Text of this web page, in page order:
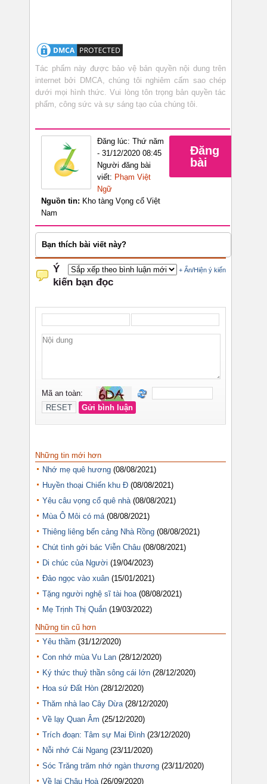
Tác phẩm này được bảo vệ bản quyền nội dung trên
internet bởi DMCA, chúng tôi nghiêm cấm sao chép
dưới mọi hình thức. Vui lòng tôn trọng bản quyền tác
phẩm, công sức và sự sáng tạo của chúng tôi.
Đăng lúc: Thứ năm
- 31/12/2020 08:45
Người đăng bài
viết: Phạm Việt
Ngữ
Nguồn tin: Kho tàng Vọng cổ Việt
Nam
Đăng
bài
Bạn thích bài viết này?
Những tin mới hơn
Nhớ mẹ quê hương (08/08/2021)
Huyền thoại Chiến khu Đ (08/08/2021)
Yêu câu vọng cổ quê nhà (08/08/2021)
Mùa Ô Môi có má (08/08/2021)
Thiêng liêng bến cảng Nhà Rồng (08/08/2021)
Chút tình gởi bác Viễn Châu (08/08/2021)
Di chúc của Người (19/04/2023)
Đảo ngọc vào xuân (15/01/2021)
Tặng người nghệ sĩ tài hoa (08/08/2021)
Mẹ Trịnh Thị Quắn (19/03/2022)
Những tin cũ hơn
Yêu thầm (31/12/2020)
Con nhớ mùa Vu Lan (28/12/2020)
Ký thức thuỷ thần sông cái lớn (28/12/2020)
Hoa sứ Đất Hòn (28/12/2020)
Thăm nhà lao Cây Dừa (28/12/2020)
Về lạy Quan Âm (25/12/2020)
Trích đoạn: Tâm sự Mai Đình (23/12/2020)
Nỗi nhớ Cái Ngang (23/11/2020)
Sóc Trăng trăm nhớ ngàn thương (23/11/2020)
Về lại Châu Hoà (26/09/2020)